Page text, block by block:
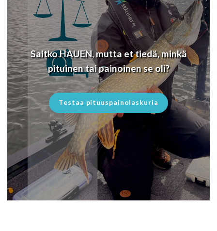
Saitko HAUEN, mutta et tiedä, minkä
pituinen tai painoinen se oli?
Testaa pituuspainolaskuria